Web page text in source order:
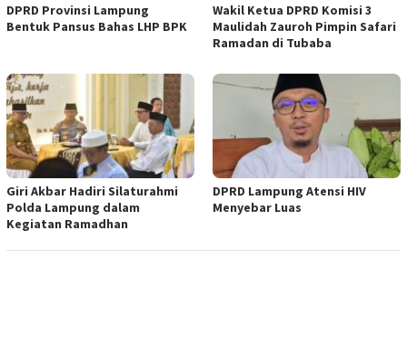
DPRD Provinsi Lampung
Bentuk Pansus Bahas LHP BPK
Wakil Ketua DPRD Komisi 3
Maulidah Zauroh Pimpin Safari
Ramadan di Tubaba
Giri Akbar Hadiri Silaturahmi
Polda Lampung dalam
Kegiatan Ramadhan
DPRD Lampung Atensi HIV
Menyebar Luas